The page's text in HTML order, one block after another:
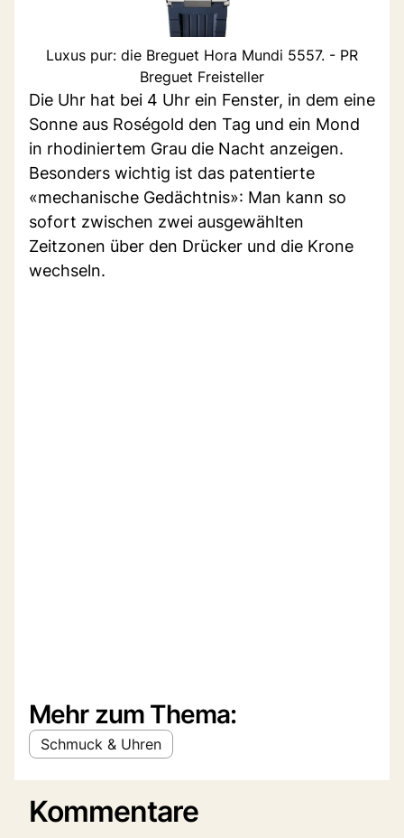
Luxus pur: die Breguet Hora Mundi 5557. - PR
Breguet Freisteller
Die Uhr hat bei 4 Uhr ein Fenster, in dem eine
Sonne aus Roségold den Tag und ein Mond
in rhodiniertem Grau die Nacht anzeigen.
Besonders wichtig ist das patentierte
«mechanische Gedächtnis»: Man kann so
sofort zwischen zwei ausgewählten
Zeitzonen über den Drücker und die Krone
wechseln.
Mehr zum Thema:
Schmuck & Uhren
Kommentare